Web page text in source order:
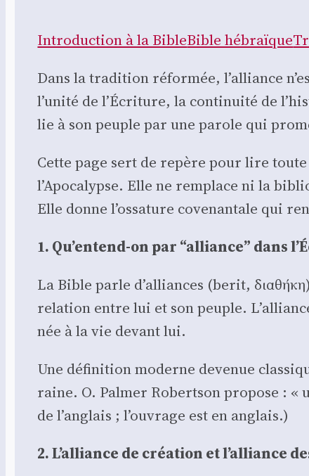
Intro­duc­tion à la BibleBible hébraïque
Dans la tra­di­tion réfor­mée, l’alliance
l’unité de l’Écriture, la conti­nui­té de
lie à son peuple par une parole qui
Cette page sert de repère pour lire
l’Apocalypse. Elle ne rem­place ni la
Elle donne l’ossature cove­nan­tale qui
1. Qu’entend-on par “alliance” dans
La Bible parle d’alliances (berit,
rela­tion entre lui et son peuple.
née à la vie devant lui.
Une défi­ni­tion moderne deve­nue
raine. O. Pal­mer Robert­son pro­pose :
de l’anglais ; l’ouvrage est en anglais.)
2. L’alliance de créa­tion et l’alliance